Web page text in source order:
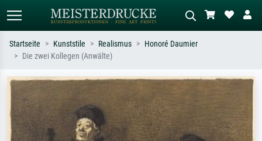
Suchen Sie nach Künstlern, Werktiteln
Sternennacht, Impressionismus, Welle
Hokusai, Akt.
Beschreiben Sie die Szene – z.B. Grüne
Wiese, Abstrakt mit viel Rot, Dunkles
Ölgemälde, Stehender Akt neben einem
Baum.
Startseite Kunststile Realismus
Honoré Daumier
Die zwei Kollegen (Anwälte)